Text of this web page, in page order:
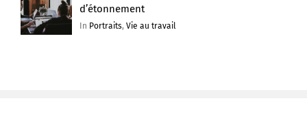
d’étonnement
In Portraits,Vie au travail